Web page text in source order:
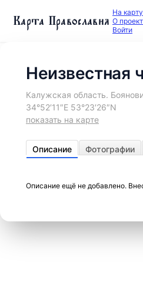
Карта Православия На карту
О
Войти
Неизвестная
Калужская область.
34°52′11″E 53°23′26″N
показать на карте
Описание Фотографии
Описание ещё не добавлено.